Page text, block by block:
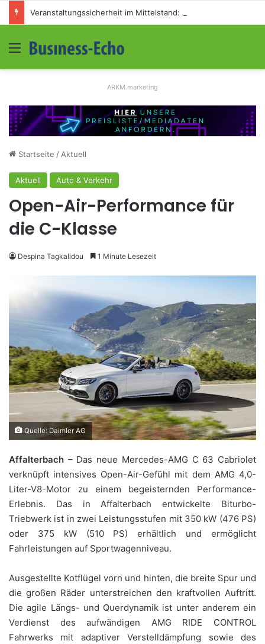
Menü
ARKM.marketing
Startseite / Aktuell
Aktuell Auto & Verkehr
Open-Air-Performance für
die C-Klasse
Despina Tagkalidou 1 Minute Lesezeit
Quelle: Daimler AG
Affalterbach – Das neue Mercedes-AMG C 63 Cabriolet
verknüpft intensives Open-Air-Gefühl mit dem AMG 4,0-
Liter-V8-Motor zu einem begeisternden Performance-
Erlebnis. Das in Affalterbach entwickelte Biturbo-
Triebwerk ist in zwei Leistungsstufen mit 350 kW (476 PS)
oder 375 kW (510 PS) erhältlich und ermöglicht
Fahrleistungen auf Sportwagenniveau.
Ausgestellte Kotflügel vorn und hinten, die breite Spur und
die großen Räder unterstreichen den kraftvollen Auftritt.
Die agile Längs- und Querdynamik ist unter anderem ein
Verdienst des aufwändigen AMG RIDE CONTROL
Fahrwerks mit adaptiver Verstelldämpfung sowie des